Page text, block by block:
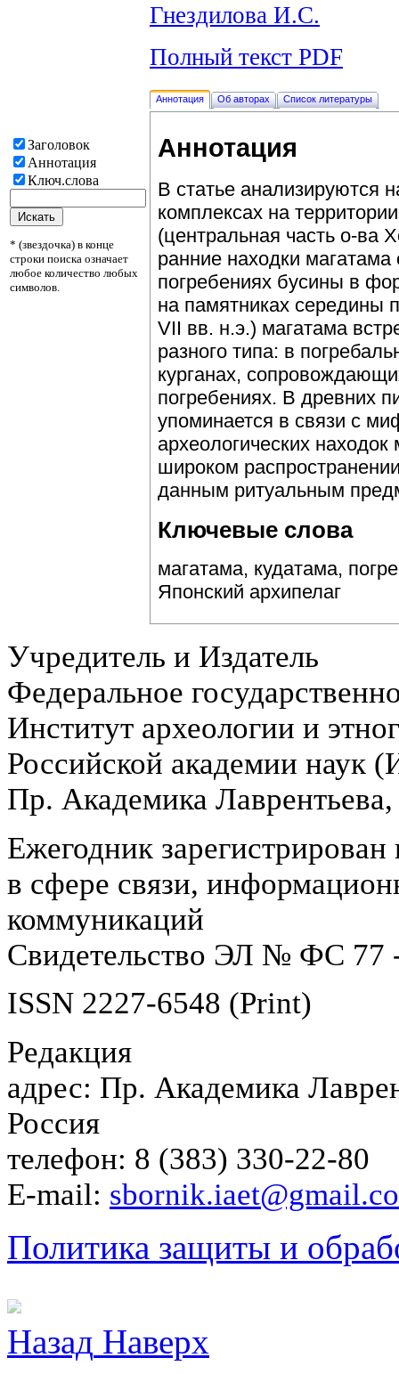
Заголовок
Аннотация
Ключ.слова
* (звездочка) в конце
строки поиска означает
любое количество любых
символов.
Гнездилова И.С.
Полный текст PDF
Аннотация Об авторах Список литературы
Аннотация
В статье анализируются
комплексах на
(центральная часть о-ва
ранние находки
погребениях бусины в
на памятниках
VII вв. н.э.) магатама
разного типа: в
курганах,
погребениях. В древних
упоминается в связи с
археологических находок
широком
данным ритуальным
Ключевые слова
магатама, кудатама,
Японский архипелаг
Учредитель и Издатель
Федеральное
Институт археологии и
Российской академии
Пр. Академика
Ежегодник
в сфере связи,
коммуникаций
Свидетельство ЭЛ № ФС 77
ISSN 2227-6548 (Print)
Редакция
адрес: Пр. Академика
Россия
телефон: 8 (383) 330-22-80
E-mail:
Политика защиты и
Назад Наверх